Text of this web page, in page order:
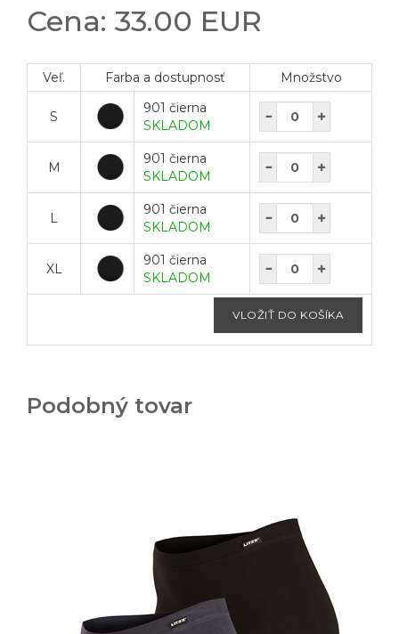
Cena: 33.00 EUR
Veľ. Farba a dostupnosť Množstvo
S
901 čierna
SKLADOM
M
901 čierna
SKLADOM
L
901 čierna
SKLADOM
XL
901 čierna
SKLADOM
Podobný tovar